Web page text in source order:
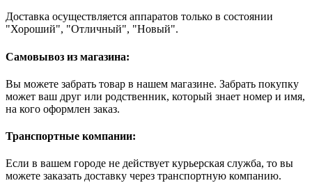
Доставка осуществляется аппаратов только в состоянии
"Хороший", "Отличный", "Новый".
Самовывоз из магазина:
Вы можете забрать товар в нашем магазине. Забрать покупку
может ваш друг или родственник, который знает номер и имя,
на кого оформлен заказ.
Транспортные компании:
Если в вашем городе не действует курьерская служба, то вы
можете заказать доставку через транспортную компанию.